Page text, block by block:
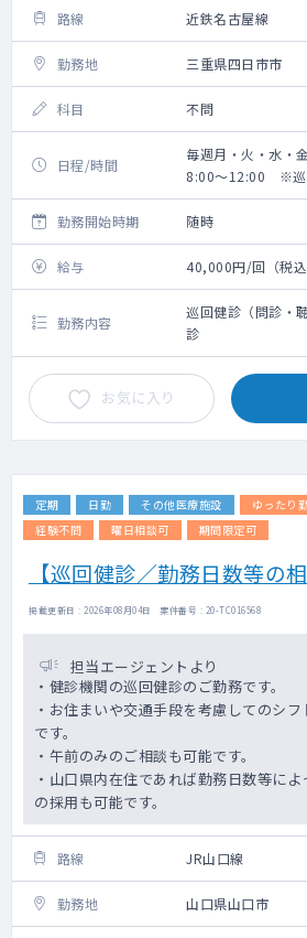
路線 近鉄名古屋線
勤務地 三重県四日市市
科目 不問
日程/時間
毎週月・火・水・
8:00～12:00 ※巡
勤務開始時間は巡
勤務開始時期
随時
給与 40,000円/回（税込
勤務内容
巡回健診（問診・
診
お気に入り
定期 日勤 その他医療施設 ゆったり
経験不問
曜日相談可 期間限定可
【巡回健診／勤務日数等の相
掲載更新日 : 2026年08月04日 案件番号 : 20-TC016568
担当エージェントより
・健診機関の巡回健診のご勤務です。
・お住まいや交通手段を考慮してのシ
です。
・午前のみのご相談も可能です。
・山口県内在住であれば勤務日数等に
の採用も可能です。
路線 JR山口線
勤務地 山口県山口市